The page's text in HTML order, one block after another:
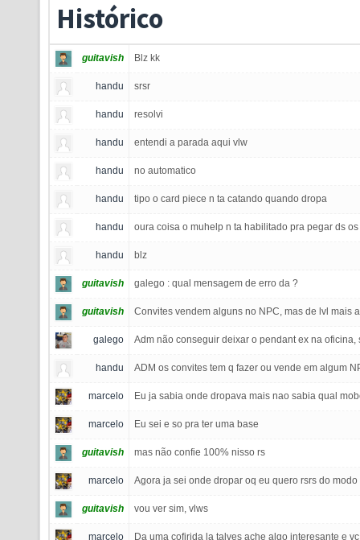
Histórico
guitavish Blz kk
handu srsr
handu resolvi
handu entendi a parada aqui vlw
handu no automatico
handu tipo o card piece n ta catando quando dropa
handu oura coisa o muhelp n ta habilitado pra pegar ds
handu blz
guitavish galego : qual mensagem de erro da ?
guitavish Convites vendem alguns no NPC, mas de lvl mais
galego Adm não conseguir deixar o pendant ex na oficina,
handu ADM os convites tem q fazer ou vende em algum
marcelo Eu ja sabia onde dropava mais nao sabia qual
marcelo Eu sei e so pra ter uma base
guitavish mas não confie 100% nisso rs
marcelo Agora ja sei onde dropar oq eu quero rsrs do modo
guitavish vou ver sim, vlws
marcelo Da uma cofirida la talves ache algo interesante e